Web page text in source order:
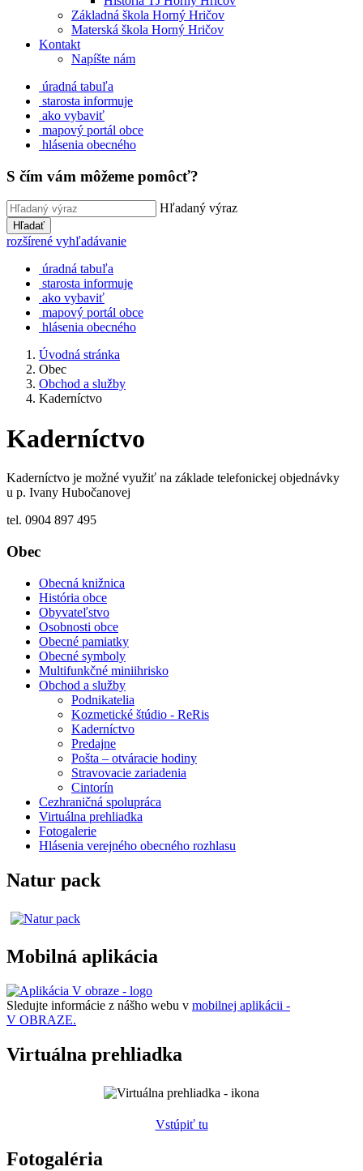
Základná škola Horný Hričov
Materská škola Horný Hričov
Kontakt
Napíšte nám
úradná tabuľa
starosta informuje
ako vybaviť
mapový portál obce
hlásenia obecného
S čím vám môžeme pomôcť?
Hľadaný výraz
Hľadať
rozšírené vyhľadávanie
úradná tabuľa
starosta informuje
ako vybaviť
mapový portál obce
hlásenia obecného
Úvodná stránka
Obec
Obchod a služby
Kaderníctvo
Kaderníctvo
Kaderníctvo je možné využiť na základe telefonickej objednávky
u p. Ivany Hubočanovej
tel. 0904 897 495
Obec
Obecná knižnica
História obce
Obyvateľstvo
Osobnosti obce
Obecné pamiatky
Obecné symboly
Multifunkčné miniihrisko
Obchod a služby
Podnikatelia
Kozmetické štúdio - ReRis
Kaderníctvo
Predajne
Pošta – otváracie hodiny
Stravovacie zariadenia
Cintorín
Cezhraničná spolupráca
Virtuálna prehliadka
Fotogalerie
Hlásenia verejného obecného rozhlasu
Natur pack
Mobilná aplikácia
Sledujte informácie z nášho webu v mobilnej aplikácii -
V OBRAZE.
Virtuálna prehliadka
Vstúpiť tu
Fotogaléria